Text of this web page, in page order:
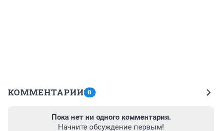
КОММЕНТАРИИ 0
Пока нет ни одного комментария.
Начните обсуждение первым!